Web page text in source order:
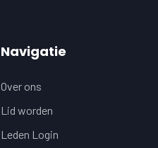
Navigatie
Over ons
Lid worden
Leden Login